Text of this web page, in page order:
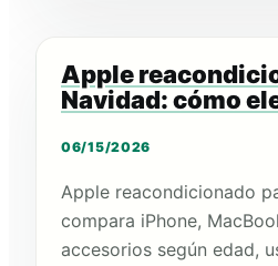
Apple
Navidad: cómo
06/15/2026
Apple reacondicionado
compara iPhone,
accesorios según edad,